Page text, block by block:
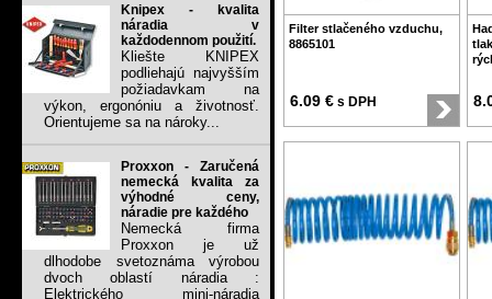
Knipex - kvalita
náradia v
každodennom použití.
Kliešte KNIPEX
podliehajú najvyšším
požiadavkam na
výkon, ergonóniu a životnosť.
Orientujeme sa na nároky...
Proxxon - Zaručená
nemecká kvalita za
výhodné ceny,
náradie pre každého
Nemecká firma
Proxxon je už
dlhodobe svetoznáma výrobou
dvoch oblastí náradia :
Elektrického mini-náradia
Filter stlačeného vzduchu,
8865101
6.09 € s DPH